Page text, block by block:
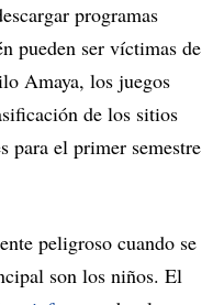
programas
pueden ser víctimas de
Amaya, los juegos
de los sitios
para el primer semestre
peligroso cuando se
son los niños. El